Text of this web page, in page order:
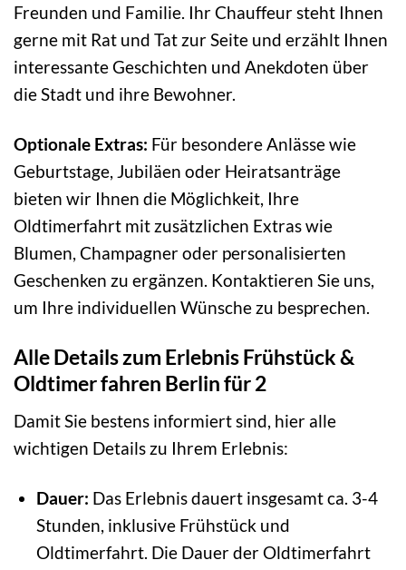
Freunden und Familie. Ihr Chauffeur steht Ihnen
gerne mit Rat und Tat zur Seite und erzählt Ihnen
interessante Geschichten und Anekdoten über
die Stadt und ihre Bewohner.
Optionale Extras: Für besondere Anlässe wie
Geburtstage, Jubiläen oder Heiratsanträge
bieten wir Ihnen die Möglichkeit, Ihre
Oldtimerfahrt mit zusätzlichen Extras wie
Blumen, Champagner oder personalisierten
Geschenken zu ergänzen. Kontaktieren Sie uns,
um Ihre individuellen Wünsche zu besprechen.
Alle Details zum Erlebnis Frühstück &
Oldtimer fahren Berlin für 2
Damit Sie bestens informiert sind, hier alle
wichtigen Details zu Ihrem Erlebnis:
Dauer: Das Erlebnis dauert insgesamt ca. 3-4
Stunden, inklusive Frühstück und
Oldtimerfahrt. Die Dauer der Oldtimerfahrt